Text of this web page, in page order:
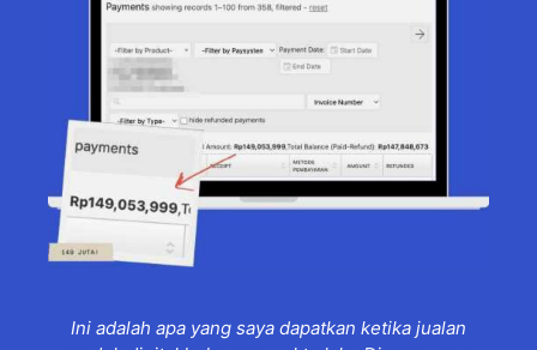
Ini adalah apa yang saya dapatkan ketika jualan